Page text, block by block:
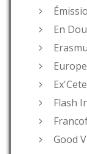
En
Europe
Flash
Good